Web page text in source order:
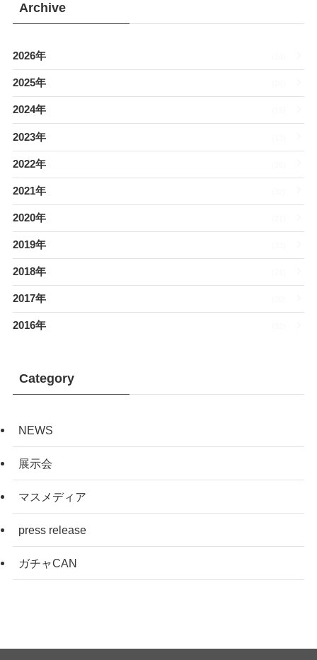
Archive
2026年
2025年
2024年
2023年
2022年
2021年
2020年
2019年
2018年
2017年
2016年
Category
NEWS
展示会
マスメディア
press release
ガチャCAN